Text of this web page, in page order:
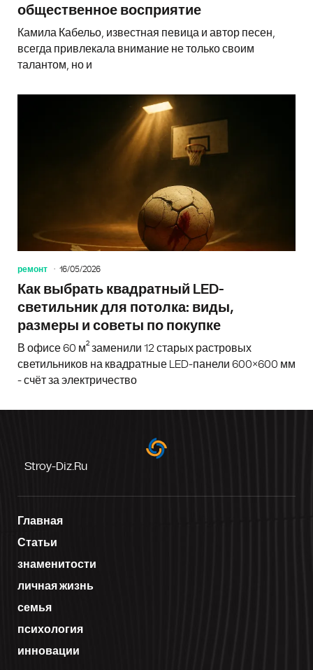
общественное восприятие
Камила Кабельо, известная певица и автор песен,
всегда привлекала внимание не только своим
талантом, но и
ремонт 16/05/2026
Как выбрать квадратный LED-
светильник для потолка: виды,
размеры и советы по покупке
В офисе 60 м² заменили 12 старых растровых
светильников на квадратные LED-панели 600×600 мм
- счёт за электричество
Stroy-Diz.ru
Главная
Статьи
знаменитости
личная жизнь
семья
психология
инновации